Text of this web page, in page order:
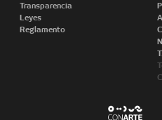
Transparencia
Leyes
Reglamento